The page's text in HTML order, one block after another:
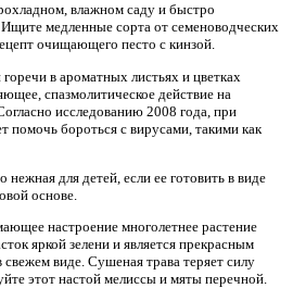
влажном саду и быстро
медленные сорта от семеноводческих
очищающего песто с кинзой.
в ароматных листьях и цветках
спазмолитическое действие на
исследованию 2008 года, при
бороться с вирусами, такими как
для детей, если ее готовить в виде
основе.
настроение многолетнее растение
яркой зелени и является прекрасным
виде. Сушеная трава теряет силу
этот настой мелиссы и мяты перечной.